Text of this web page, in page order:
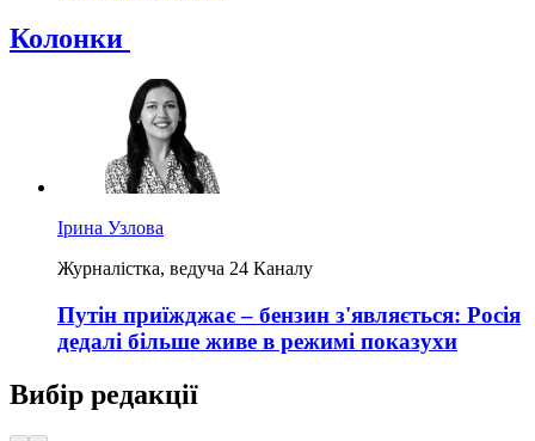
Колонки
Ірина Узлова
Журналістка, ведуча 24 Каналу
Путін приїжджає – бензин з'являється: Росія
дедалі більше живе в режимі показухи
Вибір редакції